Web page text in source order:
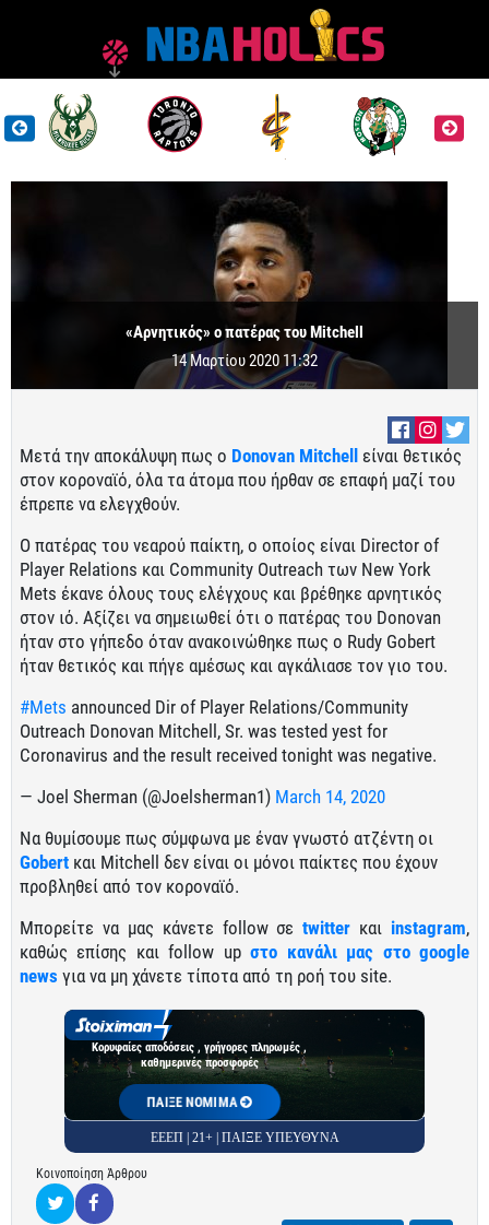
«Αρνητικός» ο πατέρας του Mitchell
14 Μαρτίου 2020 11:32
Μετά την αποκάλυψη πως ο Donovan Mitchell είναι θετικός
στον κοροναϊό, όλα τα άτομα που ήρθαν σε επαφή μαζί του
έπρεπε να ελεγχθούν.
Ο πατέρας του νεαρού παίκτη, ο οποίος είναι Director of
Player Relations και Community Outreach των New York
Mets έκανε όλους τους ελέγχους και βρέθηκε αρνητικός
στον ιό. Αξίζει να σημειωθεί ότι ο πατέρας του Donovan
ήταν στο γήπεδο όταν ανακοινώθηκε πως ο Rudy Gobert
ήταν θετικός και πήγε αμέσως και αγκάλιασε τον γιο του.
#Mets announced Dir of Player Relations/Community
Outreach Donovan Mitchell, Sr. was tested yest for
Coronavirus and the result received tonight was negative.
— Joel Sherman (@Joelsherman1) March 14, 2020
Να θυμίσουμε πως σύμφωνα με έναν γνωστό ατζέντη οι
Gobert και Mitchell δεν είναι οι μόνοι παίκτες που έχουν
προβληθεί από τον κοροναϊό.
Μπορείτε να μας κάνετε follow σεtwitter και instagram,
καθώς επίσης και follow upστο κανάλι μας στο google
news για να μη χάνετε τίποτα από τη ροή του site.
Κορυφαίες αποδόσεις , γρήγορες πληρωμές ,
καθημερινές προσφορές
ΠΑΙΞΕ ΝΟΜΙΜΑ
ΕΕΕΠ | 21+ | ΠΑΙΞΕ ΥΠΕΥΘΥΝΑ
Κοινοποίηση Άρθρου